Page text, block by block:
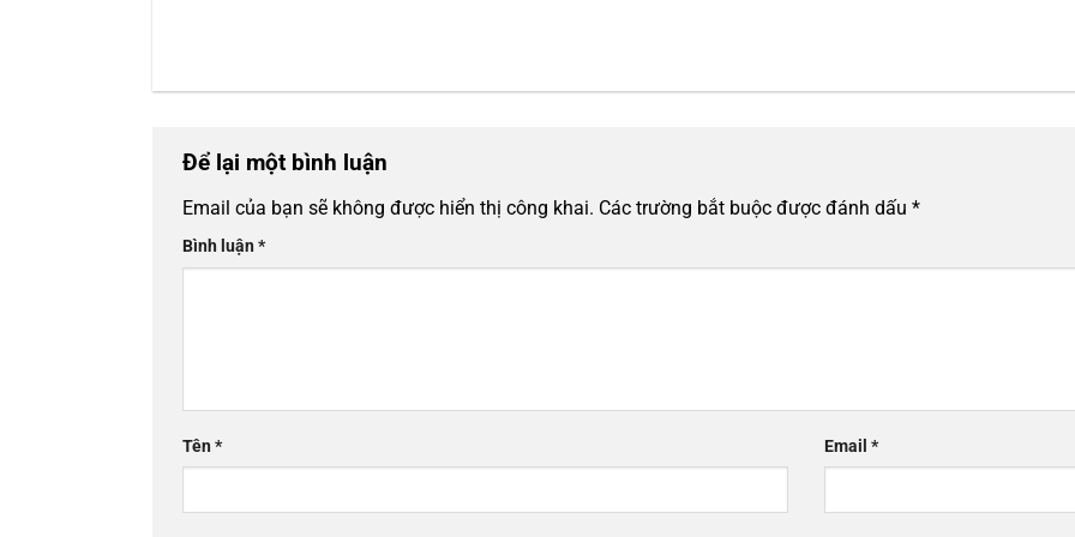
Để lại một bình luận
Email của bạn sẽ không được hiển thị công khai. Các trường bắt buộc được đánh dấu *
Bình luận*
Tên* Email *